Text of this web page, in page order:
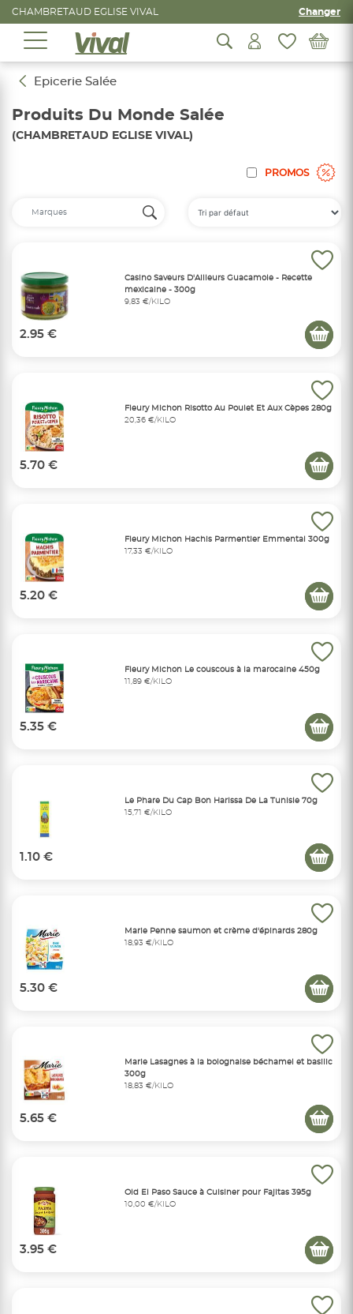
CHAMBRETAUD EGLISE VIVAL Changer
Epicerie Salée
Produits Du Monde Salée
(CHAMBRETAUD EGLISE VIVAL)
PROMOS
Casino Saveurs D'Ailleurs Guacamole - Recette
mexicaine - 300g
9,83 €/KILO
2.95 €
Fleury Michon Risotto Au Poulet Et Aux Cèpes 280g
20,36 €/KILO
5.70 €
Fleury Michon Hachis Parmentier Emmental 300g
17,33 €/KILO
5.20 €
Fleury Michon Le couscous à la marocaine 450g
11,89 €/KILO
5.35 €
Le Phare Du Cap Bon Harissa De La Tunisie 70g
15,71 €/KILO
1.10 €
Marie Penne saumon et crème d'épinards 280g
18,93 €/KILO
5.30 €
Marie Lasagnes à la bolognaise béchamel et basilic
300g
18,83 €/KILO
5.65 €
Old El Paso Sauce à Cuisiner pour Fajitas 395g
10,00 €/KILO
3.95 €